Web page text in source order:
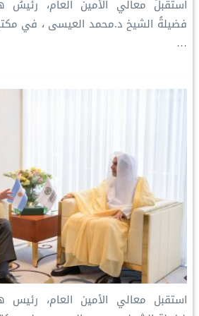
استقبلَ معالي الأمين العام، رئيسُ
فضيلةُ الشيخ د.⁧‫محمد العيسى‬⁩ ‬⁩، في
…
استقبل معالي الأمين العام، رئيس